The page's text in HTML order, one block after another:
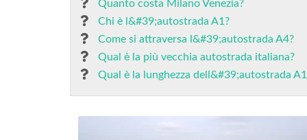
Quanto costa Milano Venezia?
Chi è l&#39;autostrada A1?
Come si attraversa l&#39;autostrada A4?
Qual è la più vecchia autostrada italiana?
Qual è la lunghezza dell&#39;autostrada